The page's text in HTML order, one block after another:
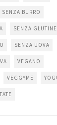
SENZA BURRO
SENZA GLUTINE
SENZA UOVA
VEGANO
VEGGYME